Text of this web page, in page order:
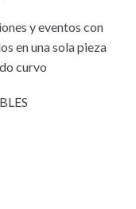
y eventos con
en una sola pieza
curvo